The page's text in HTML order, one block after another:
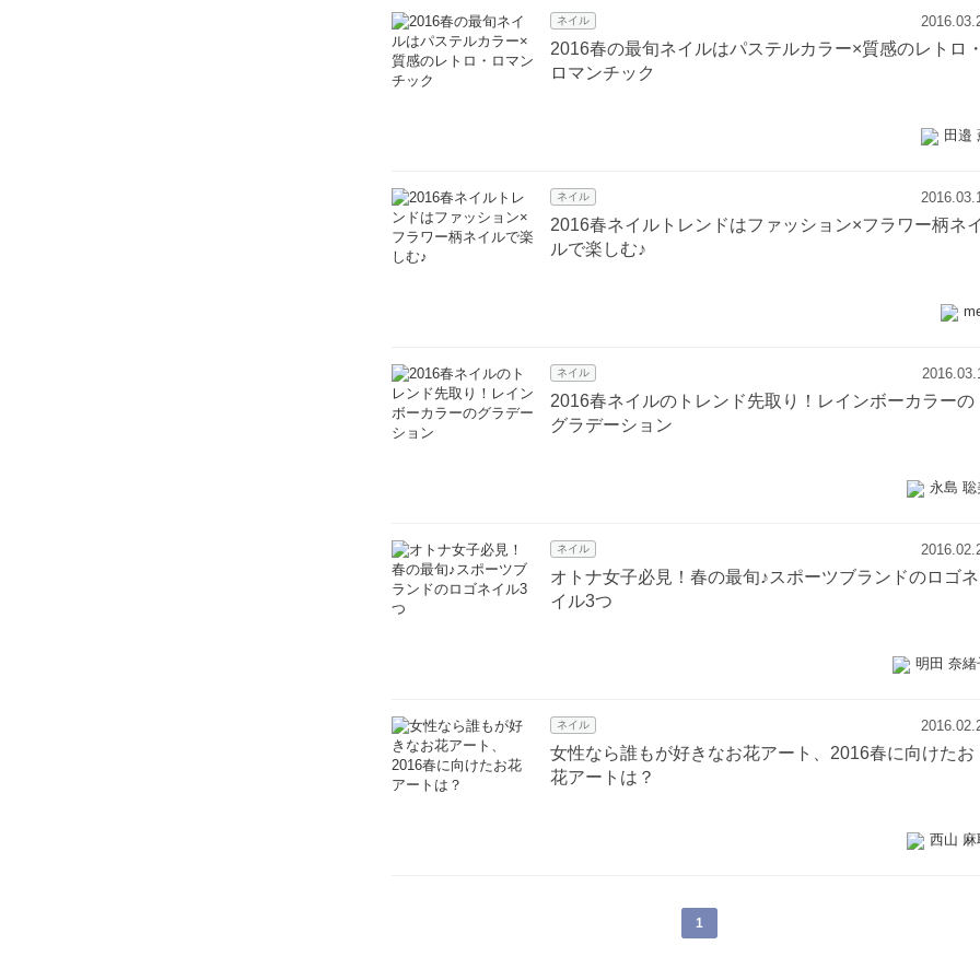
ネイル
2016春の最旬ネイルはパステルカラー×質感のレトロ・
ロマンチック
田邉
ネイル
2016春ネイルトレンドはファッション×フラワー柄ネイ
ルで楽しむ♪
ネイル
2016春ネイルのトレンド先取り！レインボーカラーの
グラデーション
永島 聡
ネイル
オトナ女子必見！春の最旬♪スポーツブランドのロゴネ
イル3つ
明田 奈緒
ネイル
女性なら誰もが好きなお花アート、2016春に向けたお
花アートは？
西山 麻
1